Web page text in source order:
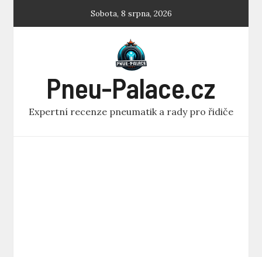
Sobota, 8 srpna, 2026
Pneu-Palace.cz
Expertní recenze pneumatik a rady pro řidiče